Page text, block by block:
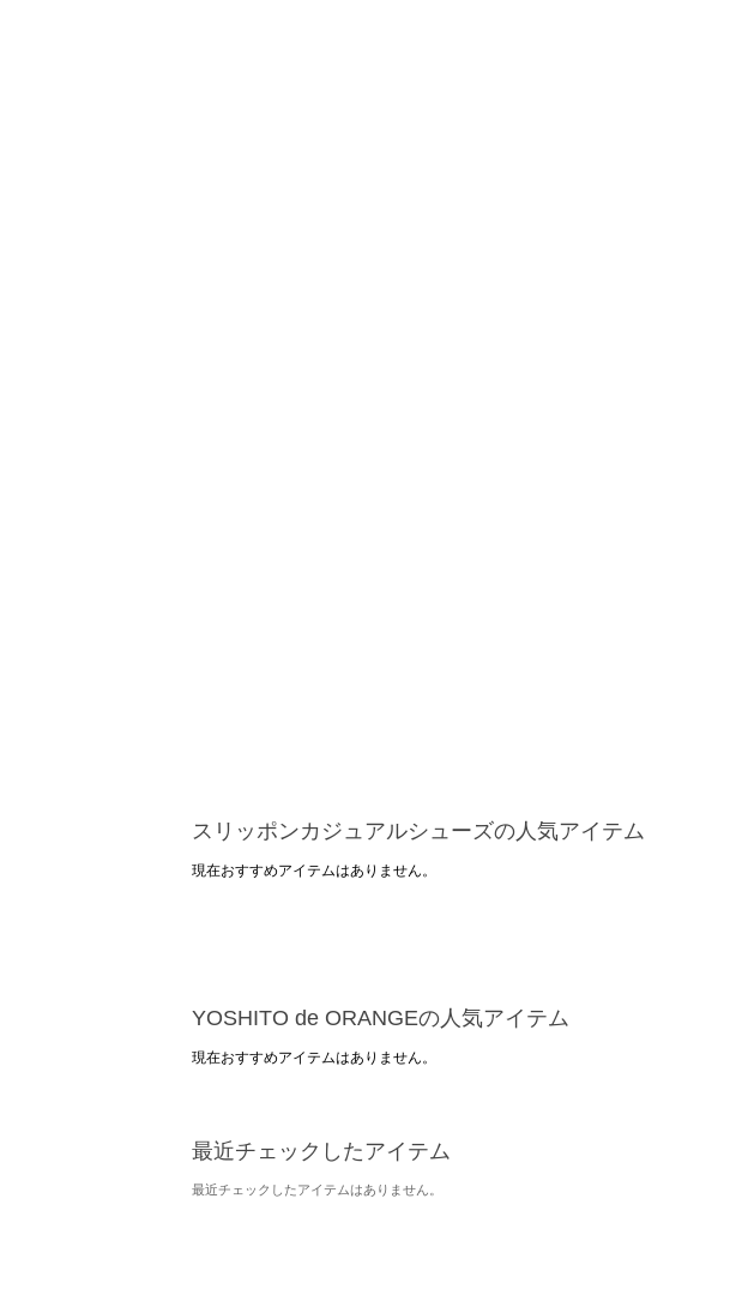
スリッポンカジュアルシューズの人気アイテム
現在おすすめアイテムはありません。
YOSHITO de ORANGEの人気アイテム
現在おすすめアイテムはありません。
最近チェックしたアイテム
最近チェックしたアイテムはありません。